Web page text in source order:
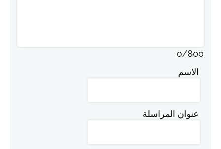
0/800
الاسم
عنوان المراسلة